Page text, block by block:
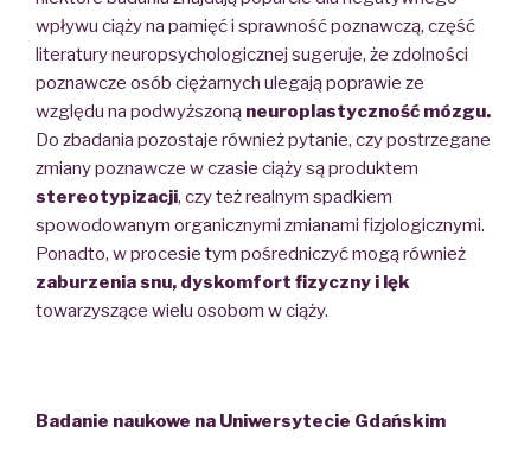
wpływu ciąży na pamięć i sprawność poznawczą, część
literatury neuropsychologicznej sugeruje, że zdolności
poznawcze osób ciężarnych ulegają poprawie ze
względu na podwyższoną neuroplastyczność mózgu.
Do zbadania pozostaje również pytanie, czy postrzegane
zmiany poznawcze w czasie ciąży są produktem
stereotypizacji, czy też realnym spadkiem
spowodowanym organicznymi zmianami fizjologicznymi.
Ponadto, w procesie tym pośredniczyć mogą również
zaburzenia snu, dyskomfort fizyczny i lęk
towarzyszące wielu osobom w ciąży.
Badanie naukowe na Uniwersytecie Gdańskim